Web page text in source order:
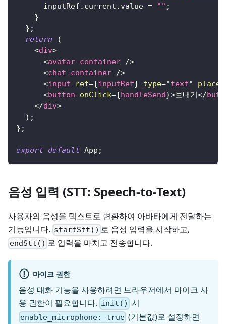
      inputRef
. current . value = "" ;
}
} ;
return
(
<div>
<avatar-container />
<chat-container />
<input ref={inputRef} type="text"
<button onClick={handleSend}>보내기</
</div>
) ;
} ;
export default App ;
음성 입력 (STT: Speech-to-Text)
사용자의 음성을 텍스트로 변환하여 아바타에게 전달하는
기능입니다. startStt() 로 음성 입력을 시작하고,
endStt() 로 입력을 마치고 전송합니다.
마이크 권한
음성 대화 기능을 사용하려면 브라우저에서 마이크 사
용 권한이 필요합니다. init() 시
enable_microphone: true (기본값)로 설정하면